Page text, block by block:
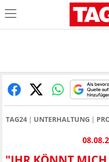
TAG24 UNTERHALTUNG